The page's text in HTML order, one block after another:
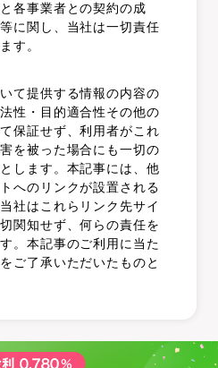
各事業者との契約の成
に関し、当社は一切責任
す。
て提供する情報の内容の
性・目的適合性その他の
保証せず、利用者がこれ
を被った場合にも一切の
します。本記事には、他
へのリンクが設置される
社はこれらリンク先サイ
関知せず、何らの責任を
。本記事のご利用に当た
ご了承いただいたものと